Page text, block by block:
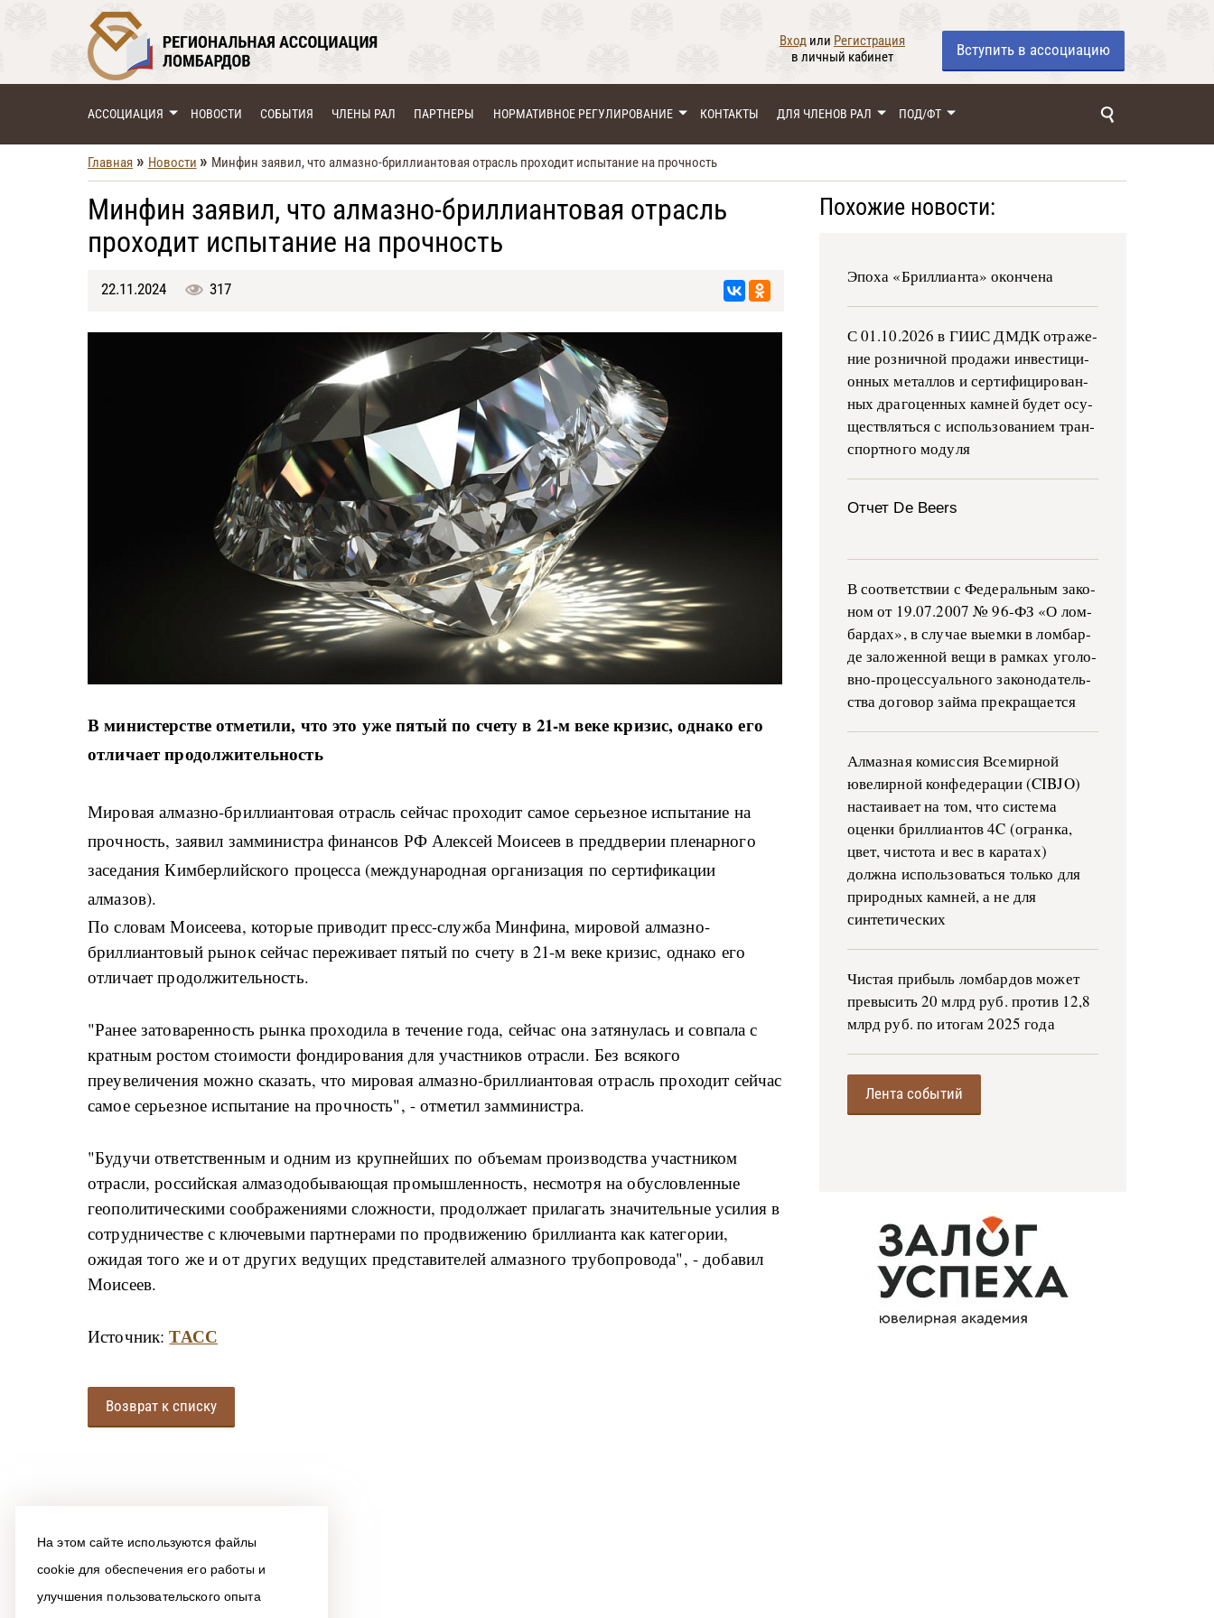
На этом сайте используются файлы
cookie для обеспечения его работы и
улучшения пользовательского опыта
Вход или Регистрация
в личный кабинет
Вступить в ассоциацию
АССОЦИАЦИЯ НОВОСТИ СОБЫТИЯ ЧЛЕНЫ РАЛ ПАРТНЕРЫ НОРМАТИВНОЕ РЕГУЛИРОВАНИЕ КОНТАКТЫ ДЛЯ ЧЛЕНОВ РАЛ ПОД/ФТ
Главная » Новости » Минфин заявил, что алмазно-бриллиантовая отрасль проходит испытание на прочность
Минфин заявил, что алмазно-бриллиантовая отрасль
проходит испытание на прочность
22.11.2024 317
В министерстве отметили, что это уже пятый по счету в 21-м веке кризис, однако его
отличает продолжительность
Мировая алмазно-бриллиантовая отрасль сейчас проходит самое серьезное испытание на
прочность, заявил замминистра финансов РФ Алексей Моисеев в преддверии пленарного
заседания Кимберлийского процесса (международная организация по сертификации
алмазов).
По словам Моисеева, которые приводит пресс-служба Минфина, мировой алмазно-
бриллиантовый рынок сейчас переживает пятый по счету в 21-м веке кризис, однако его
отличает продолжительность.
"Ранее затоваренность рынка проходила в течение года, сейчас она затянулась и совпала с
кратным ростом стоимости фондирования для участников отрасли. Без всякого
преувеличения можно сказать, что мировая алмазно-бриллиантовая отрасль проходит сейчас
самое серьезное испытание на прочность", - отметил замминистра.
"Будучи ответственным и одним из крупнейших по объемам производства участником
отрасли, российская алмазодобывающая промышленность, несмотря на обусловленные
геополитическими соображениями сложности, продолжает прилагать значительные усилия в
сотрудничестве с ключевыми партнерами по продвижению бриллианта как категории,
ожидая того же и от других ведущих представителей алмазного трубопровода", - добавил
Моисеев.
Источник:ТАСС
Возврат к списку
Похожие новости:
Эпоха «Бриллианта» окончена
С 01.10.2026 в ГИИС ДМДК от­ра­же­
ние роз­ни­ч­ной про­да­жи ин­ве­сти­ци­
он­ных ме­тал­лов и сер­ти­фи­ци­ро­ван­
ных дра­го­цен­ных ка­м­ней бу­дет осу­
ще­ств­лять­ся с ис­поль­зо­ва­ни­ем тран­
с­пор­т­но­го мо­ду­ля
Отчет De Beers
В со­о­т­вет­ствии с Фе­де­раль­ным за­ко­
ном от 19.07.2007 № 96-ФЗ «О ло­м­
бар­дах», в слу­чае вы­е­м­ки в ло­м­бар­
де за­ло­жен­ной ве­щи в ра­м­ках уго­ло­
в­но-­про­цес­су­аль­но­го за­ко­но­да­тель­
ства до­го­вор зай­ма пре­кра­ща­ет­ся
Алмазная комиссия Всемирной
ювелирной конфедерации (CIBJO)
настаивает на том, что система
оценки бриллиантов 4C (огранка,
цвет, чистота и вес в каратах)
должна использоваться только для
природных камней, а не для
синтетических
Чистая прибыль ломбардов может
превысить 20 млрд руб. против 12,8
млрд руб. по итогам 2025 года
Лента событий